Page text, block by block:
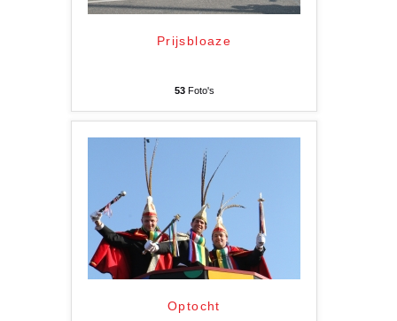
Prijsbloaze
53Foto's
Optocht